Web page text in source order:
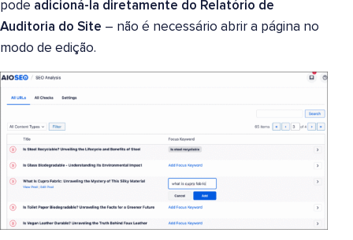
pode adicioná-la diretamente do Relatório de
Auditoria do Site – não é necessário abrir a página no
modo de edição.